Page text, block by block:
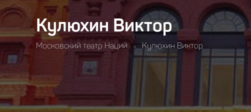
Кулюхин Виктор
Московский театр Наций > Кулюхин Виктор